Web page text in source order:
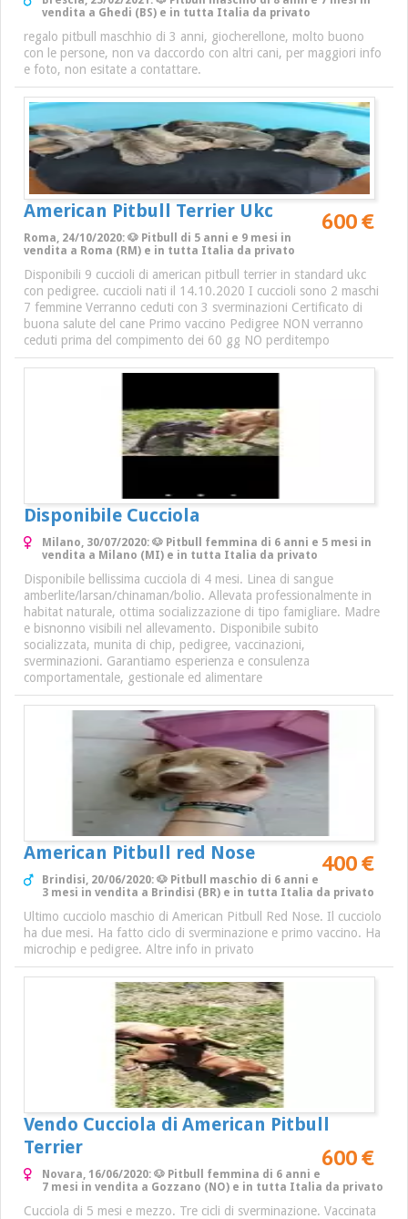
vendita a Ghedi (BS) e in tutta Italia da privato
regalo pitbull maschhio di 3 anni, giocherellone, molto buono
con le persone, non va daccordo con altri cani, per maggiori info
e foto, non esitate a contattare.
American Pitbull Terrier Ukc 600 €
Roma, 24/10/2020: 🐶 Pitbull di 5 anni e 9 mesi in
vendita a Roma (RM) e in tutta Italia da privato
Disponibili 9 cuccioli di american pitbull terrier in standard ukc
con pedigree. cuccioli nati il 14.10.2020 I cuccioli sono 2 maschi
7 femmine Verranno ceduti con 3 sverminazioni Certificato di
buona salute del cane Primo vaccino Pedigree NON verranno
ceduti prima del compimento dei 60 gg NO perditempo
Disponibile Cucciola
Milano, 30/07/2020: 🐶 Pitbull femmina di 6 anni e 5 mesi in
vendita a Milano (MI) e in tutta Italia da privato
Disponibile bellissima cucciola di 4 mesi. Linea di sangue
amberlite/larsan/chinaman/bolio. Allevata professionalmente in
habitat naturale, ottima socializzazione di tipo famigliare. Madre
e bisnonno visibili nel allevamento. Disponibile subito
socializzata, munita di chip, pedigree, vaccinazioni,
sverminazioni. Garantiamo esperienza e consulenza
comportamentale, gestionale ed alimentare
American Pitbull red Nose 400 €
Brindisi, 20/06/2020: 🐶 Pitbull maschio di 6 anni e
3 mesi in vendita a Brindisi (BR) e in tutta Italia da privato
Ultimo cucciolo maschio di American Pitbull Red Nose. Il cucciolo
ha due mesi. Ha fatto ciclo di sverminazione e primo vaccino. Ha
microchip e pedigree. Altre info in privato
Vendo Cucciola di American Pitbull
Terrier
600 €
Novara, 16/06/2020: 🐶 Pitbull femmina di 6 anni e
7 mesi in vendita a Gozzano (NO) e in tutta Italia da privato
Cucciola di 5 mesi e mezzo. Tre cicli di sverminazione. Vaccinata